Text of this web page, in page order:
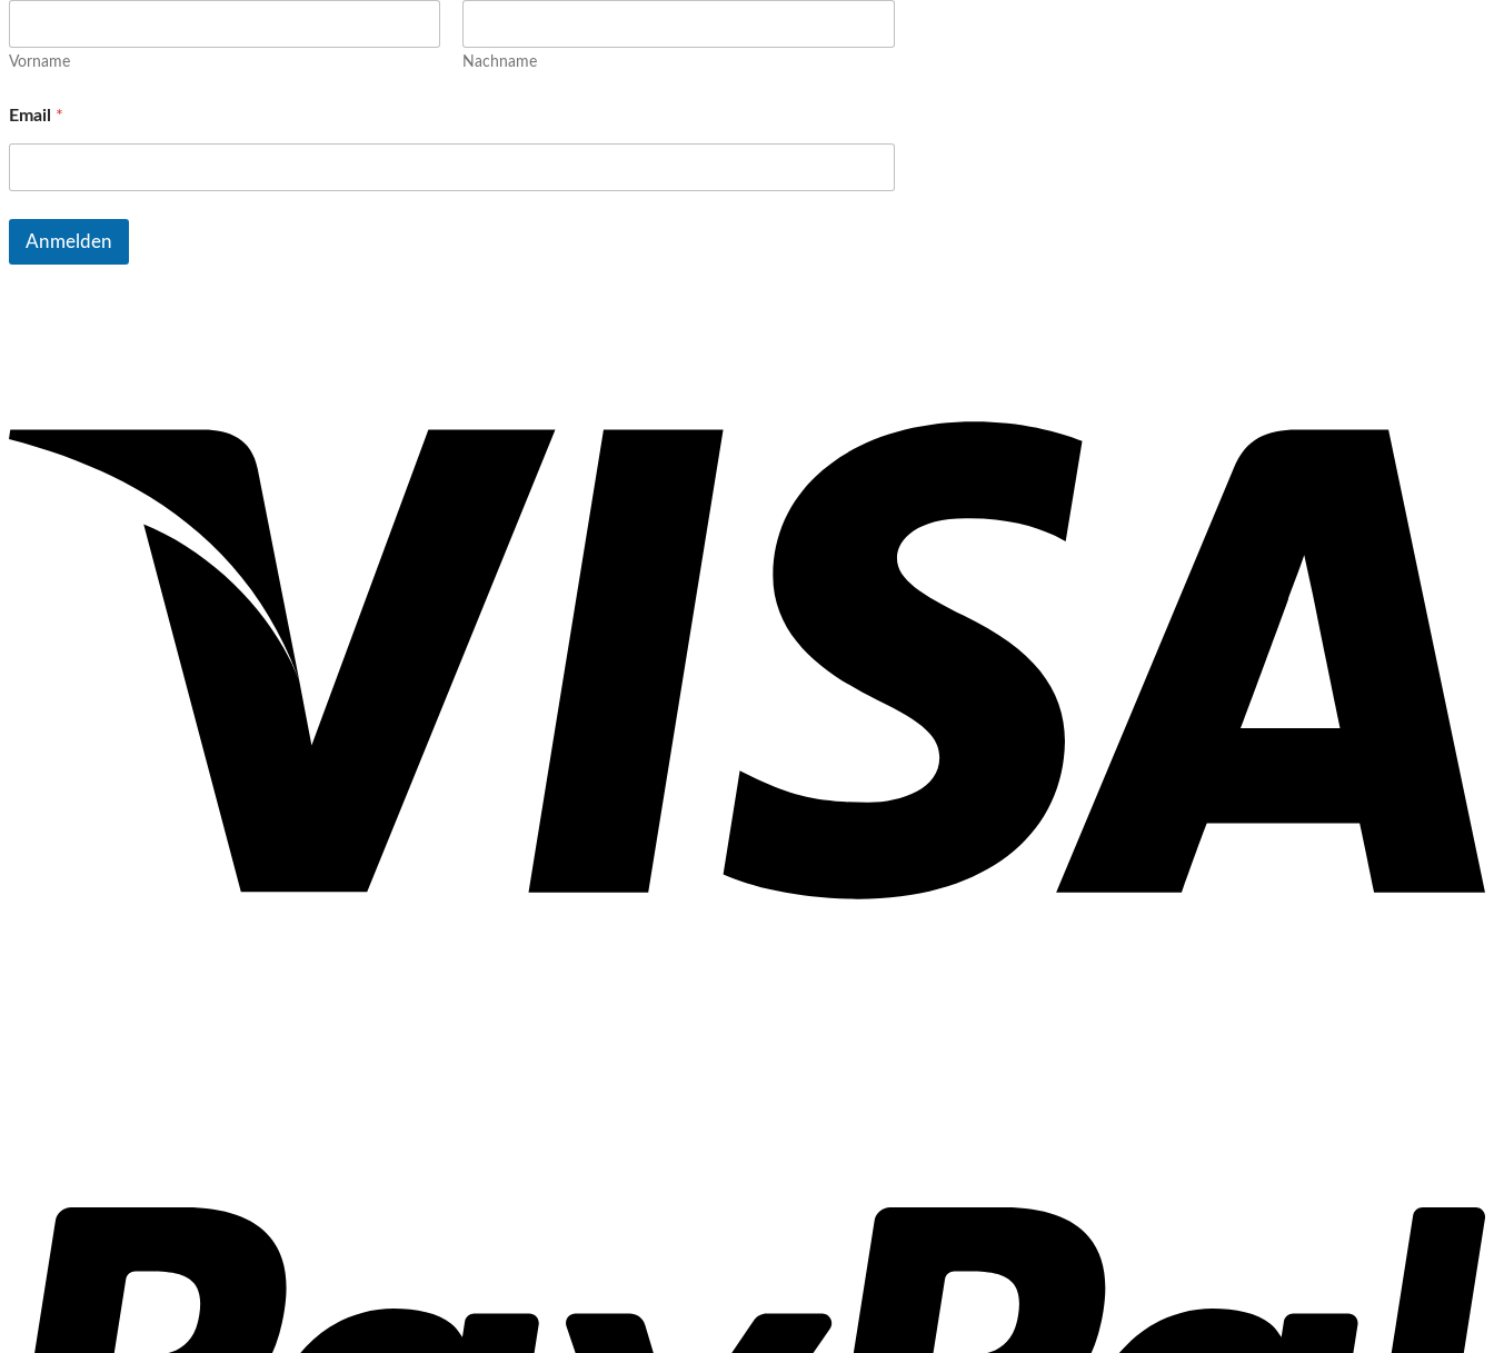
Vorname Nachname
Email *
Anmelden